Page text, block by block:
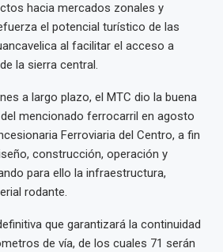
hacia mercados zonales y
el potencial turístico de las
al facilitar el acceso a
la sierra central.
a largo plazo, el MTC dio la buena
mencionado ferrocarril en agosto
Ferroviaria del Centro, a fin
construcción, operación y
para ello la infraestructura,
rodante.
que garantizará la continuidad
de vía, de los cuales 71 serán